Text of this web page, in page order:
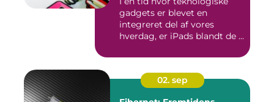
gadgets er blevet en
integreret del af vores
hverdag, er iPads blandt de ...
02. sep